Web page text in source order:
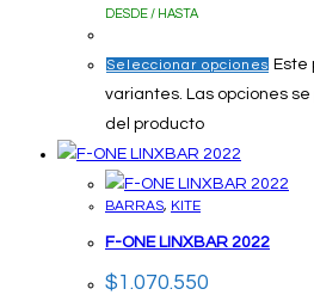
DESDE / HASTA
Seleccionar opciones Este
variantes. Las opciones
del producto
BARRAS, KITE
F-ONE LINXBAR 2022
$1.070.550